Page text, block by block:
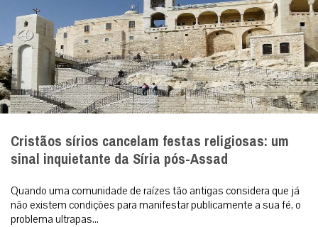
Cristãos sírios cancelam festas religiosas: um
sinal inquietante da Síria pós-Assad
Quando uma comunidade de raízes tão antigas considera que já
não existem condições para manifestar publicamente a sua fé, o
problema ultrapas...